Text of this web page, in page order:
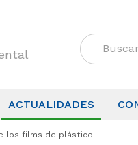
Buscar:
ACTUALIDADES
los films de plástico